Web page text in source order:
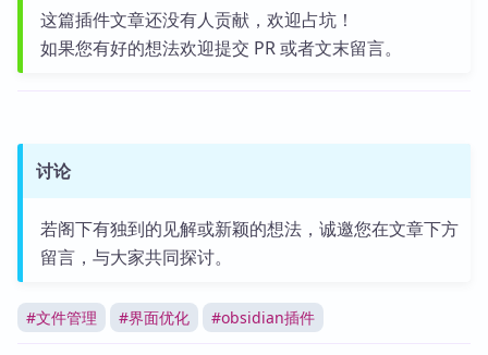
这篇插件文章还没有人贡献，欢迎占坑！
如果您有好的想法欢迎提交 PR 或者文末留言。
讨论
若阁下有独到的见解或新颖的想法，诚邀您在文章下方
留言，与大家共同探讨。
#文件管理 #界面优化 #obsidian插件